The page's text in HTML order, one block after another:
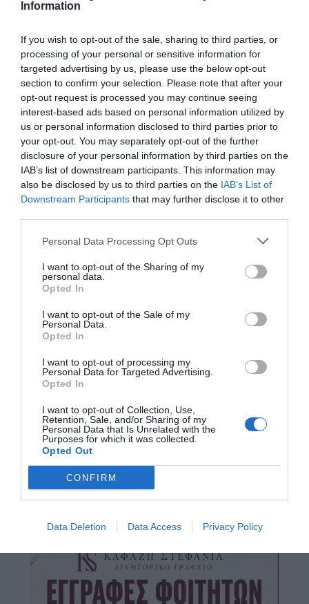
Information
If you wish to opt-out of the sale, sharing to third parties, or
processing of your personal or sensitive information for
targeted advertising by us, please use the below opt-out
section to confirm your selection. Please note that after your
opt-out request is processed you may continue seeing
interest-based ads based on personal information utilized by
us or personal information disclosed to third parties prior to
your opt-out. You may separately opt-out of the further
disclosure of your personal information by third parties on the
IAB’s list of downstream participants. This information may
also be disclosed by us to third parties on the IAB’s List of
Downstream Participants that may further disclose it to other
Personal Data Processing Opt Outs
I want to opt-out of the Sharing of my
personal data.
Opted In
I want to opt-out of the Sale of my
Personal Data.
Opted In
I want to opt-out of processing my
Personal Data for Targeted Advertising.
Opted In
I want to opt-out of Collection, Use,
Retention, Sale, and/or Sharing of my
Personal Data that Is Unrelated with the
Purposes for which it was collected.
Opted Out
CONFIRM
Data Deletion Data Access Privacy Policy